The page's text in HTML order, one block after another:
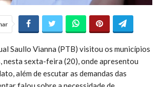
Saullo Vianna (PTB) visitou os municípios
nesta sexta-feira (20), onde apresentou
além de escutar as demandas das